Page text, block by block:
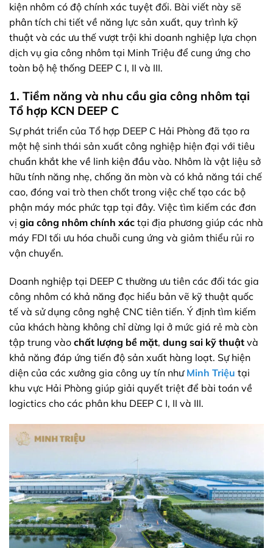
kiện nhôm có độ chính xác tuyệt đối. Bài viết này sẽ
phân tích chi tiết về năng lực sản xuất, quy trình kỹ
thuật và các ưu thế vượt trội khi doanh nghiệp lựa chọn
dịch vụ gia công nhôm tại Minh Triệu để cung ứng cho
toàn bộ hệ thống DEEP C I, II và III.
1. Tiềm năng và nhu cầu gia công nhôm tại
Tổ hợp KCN DEEP C
Sự phát triển của Tổ hợp DEEP C Hải Phòng đã tạo ra
một hệ sinh thái sản xuất công nghiệp hiện đại với tiêu
chuẩn khắt khe về linh kiện đầu vào. Nhôm là vật liệu sở
hữu tính năng nhẹ, chống ăn mòn và có khả năng tái chế
cao, đóng vai trò then chốt trong việc chế tạo các bộ
phận máy móc phức tạp tại đây. Việc tìm kiếm các đơn
vị gia công nhôm chính xác tại địa phương giúp các nhà
máy FDI tối ưu hóa chuỗi cung ứng và giảm thiểu rủi ro
vận chuyển.
Doanh nghiệp tại DEEP C thường ưu tiên các đối tác gia
công nhôm có khả năng đọc hiểu bản vẽ kỹ thuật quốc
tế và sử dụng công nghệ CNC tiên tiến. Ý định tìm kiếm
của khách hàng không chỉ dừng lại ở mức giá rẻ mà còn
tập trung vào chất lượng bề mặt, dung sai kỹ thuật và
khả năng đáp ứng tiến độ sản xuất hàng loạt. Sự hiện
diện của các xưởng gia công uy tín như Minh Triệu tại
khu vực Hải Phòng giúp giải quyết triệt để bài toán về
logictics cho các phân khu DEEP C I, II và III.